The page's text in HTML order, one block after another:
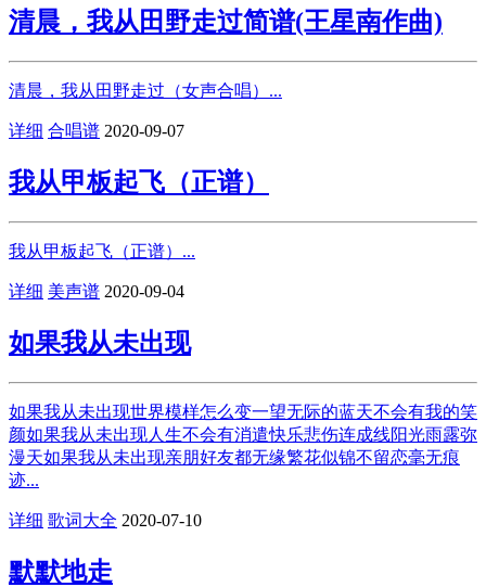
清晨，我从田野走过简谱(王星南作曲)
清晨，我从田野走过（女声合唱）...
详细 合唱谱 2020-09-07
我从甲板起飞（正谱）
我从甲板起飞（正谱）...
详细 美声谱 2020-09-04
如果我从未出现
如果我从未出现世界模样怎么变一望无际的蓝天不会有我的笑
颜如果我从未出现人生不会有消遣快乐悲伤连成线阳光雨露弥
漫天如果我从未出现亲朋好友都无缘繁花似锦不留恋毫无痕
迹...
详细 歌词大全 2020-07-10
默默地走